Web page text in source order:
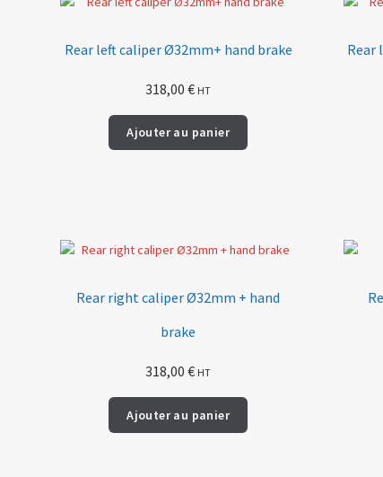
Rear left caliper Ø32mm+ hand brake
318,00€ HT
Ajouter au panier
Rear
Rear right caliper Ø32mm + hand
brake
318,00€ HT
Ajouter au panier